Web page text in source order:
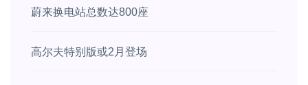
蔚来换电站总数达800座
高尔夫特别版或2月登场